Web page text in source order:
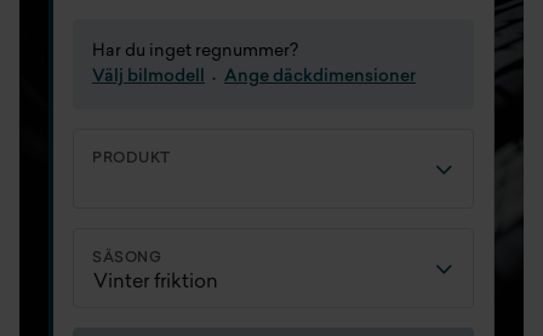
Har du inget regnummer?
Välj bilmodell
Ange däckdimensioner
PRODUKT
SÄSONG